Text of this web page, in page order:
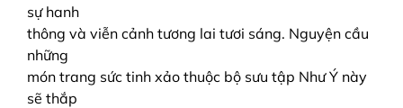
sự hanh
thông và viễn cảnh tương lai tươi sáng. Nguyện cầu
những
món trang sức tinh xảo thuộc bộ sưu tập Như Ý này
sẽ thắp